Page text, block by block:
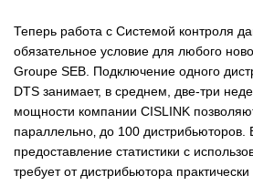
Теперь работа с Системой контроля
обязательное условие для любого
Groupe SЕВ. Подключение одного
DTS занимает, в среднем, две-три
мощности компании CISLINK
параллельно‚ до 100 дистрибьюторов.
предоставление статистики с
требует от дистрибьютора практически